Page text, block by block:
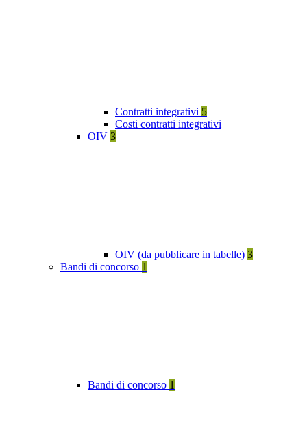
Contratti integrativi 5
Costi contratti integrativi
OIV 3
OIV (da pubblicare in tabelle) 3
Bandi di concorso 1
Bandi di concorso 1